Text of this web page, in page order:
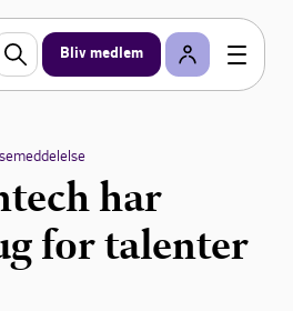
Bliv medlem
har
for talenter